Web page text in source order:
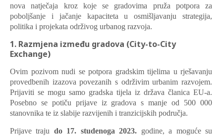
nova natječaja kroz koje se gradovima pruža potpora za
poboljšanje i jačanje kapaciteta u osmišljavanju strategija,
politika i projekata održivog urbanog razvoja.
1. Razmjena između gradova (City-to-City
Exchange)
Ovim pozivom nudi se potpora gradskim tijelima u rješavanju
provedbenih izazova povezanih s održivim urbanim razvojem.
Prijaviti se mogu samo gradska tijela iz država članica EU-a.
Posebno se potiču prijave iz gradova s manje od 500 000
stanovnika te iz slabije razvijenih i tranzicijskih područja.
Prijave traju do 17. studenoga 2023. godine, a moguće su